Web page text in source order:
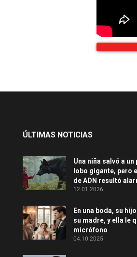
ÚLTIMAS NOTICIAS
Una niña salvó a un
lobo gigante, pero
de ADN resultó
12.01.2026
En una boda, su
su madre, y ella le
micrófono
04.10.2025